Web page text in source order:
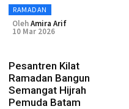
RAMADAN
OlehAmira Arif
10 Mar 2026
Pesantren Kilat
Ramadan Bangun
Semangat Hijrah
Pemuda Batam